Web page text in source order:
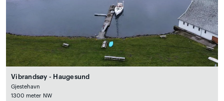
Vibrandsøy - Haugesund
Gjestehavn
1300 meter NW